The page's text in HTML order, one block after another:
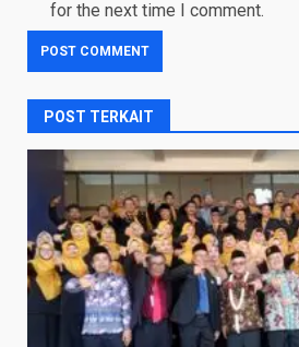
for the next time I comment.
POST TERKAIT